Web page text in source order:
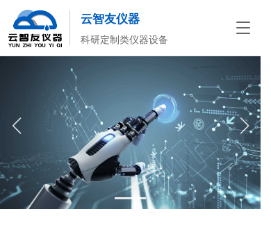
T
g
l
e
n
a
v
i
g
a
t
i
云智友仪器
科研定制类仪器设备